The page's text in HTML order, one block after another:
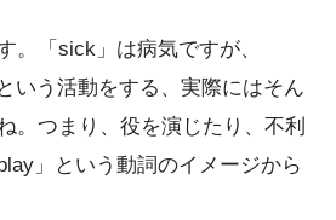
。「sick」は病気ですが、
いう活動をする、実際にはそん
。つまり、役を演じたり、不利
」という動詞のイメージから